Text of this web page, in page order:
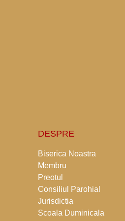
DESPRE
Biserica Noastra
Membru
Preotul
Consiliul Parohial
Jurisdictia
Scoala Duminicala